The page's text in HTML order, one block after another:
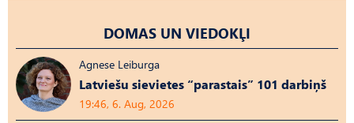
DOMAS UN VIEDOKĻI
Agnese Leiburga
Latviešu sievietes “parastais” 101 darbiņš
19:46, 6. Aug, 2026